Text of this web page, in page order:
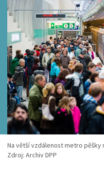
Na větší vzdálenost metro
Zdroj: Archiv DPP